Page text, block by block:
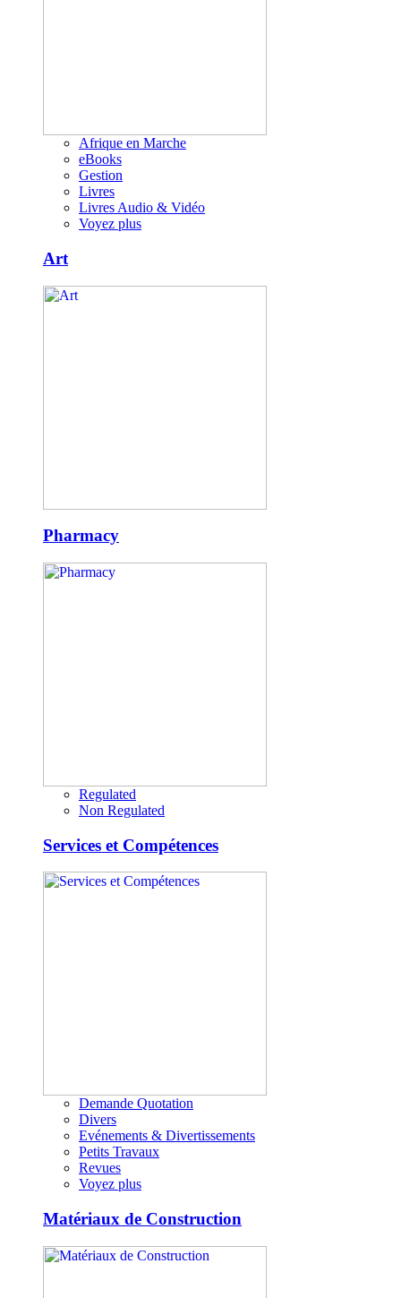
Afrique en Marche
eBooks
Gestion
Livres
Livres Audio & Vidéo
Voyez plus
Art
Pharmacy
Regulated
Non Regulated
Services et Compétences
Demande Quotation
Divers
Evénements & Divertissements
Petits Travaux
Revues
Voyez plus
Matériaux de Construction